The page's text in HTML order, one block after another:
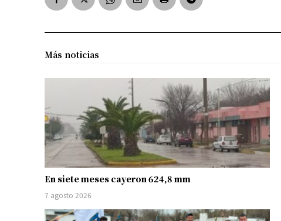
Más noticias
En siete meses cayeron 624,8 mm
7 agosto 2026